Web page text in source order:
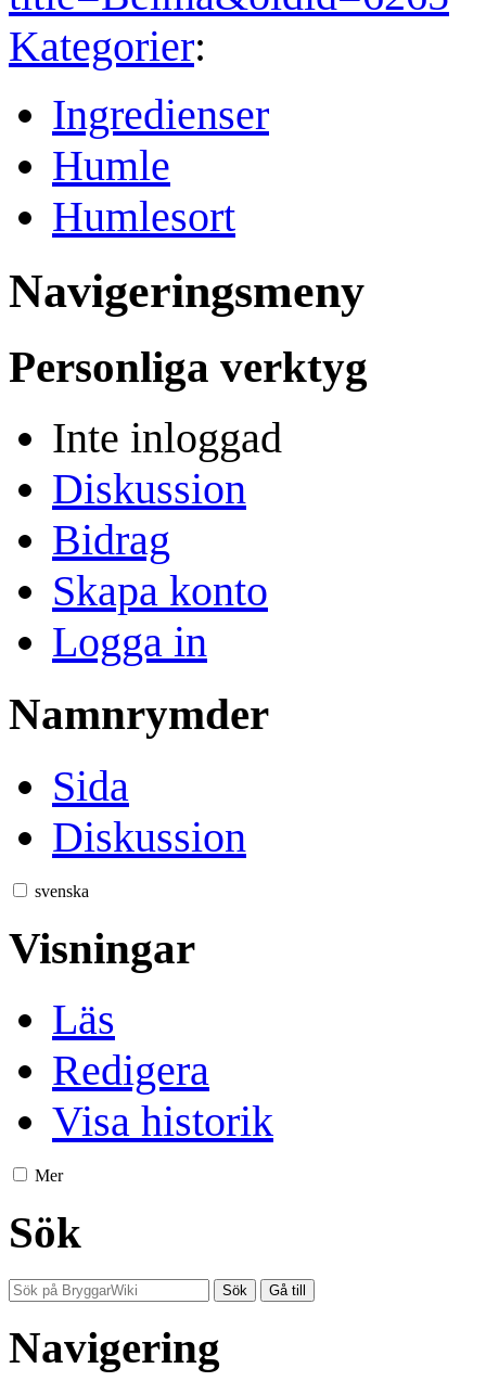
Kategorier:
Ingredienser
Humle
Humlesort
Navigeringsmeny
Personliga verktyg
Inte inloggad
Diskussion
Bidrag
Skapa konto
Logga in
Namnrymder
Sida
Diskussion
svenska
Visningar
Läs
Redigera
Visa historik
Mer
Sök
Navigering